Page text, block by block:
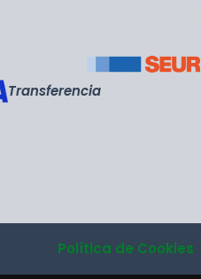
Transferencia
Política de Cookies